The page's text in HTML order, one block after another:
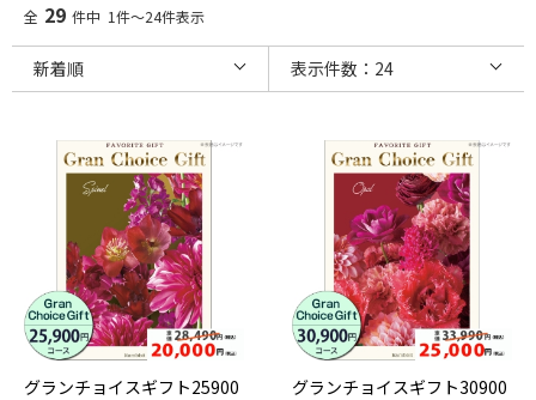
全 29 件中 1件～24件表示
グランチョイスギフト25900
グランチョイスギフト30900